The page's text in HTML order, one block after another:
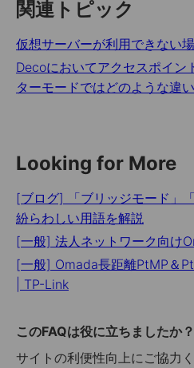
関連トピック
仮想サーバーが利用できない
Decoにおいてアクセスポイン
ターモードではどのような違
Looking for More
[ブログ] 「ブリッジモード」
紛らわしい用語を解説
[一般] 法人ネットワーク向け
[一般] Omada長距離PtMP＆
| TP-Link
このFAQは役に立ちましたか？
サイトの利便性向上にご協力く